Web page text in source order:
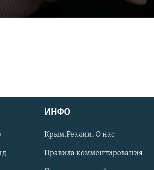
ИНФО
Крым.Реалии. О нас
Правила комментирования